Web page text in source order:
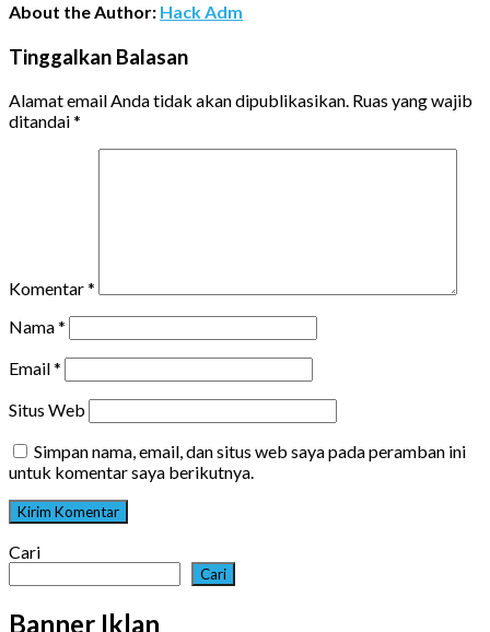
About the Author: Hack Adm
Tinggalkan Balasan
Alamat email Anda tidak akan dipublikasikan. Ruas yang wajib
ditandai*
Komentar*
Nama*
Email*
Situs Web
Simpan nama, email, dan situs web saya pada peramban ini
untuk komentar saya berikutnya.
Cari
Cari
Banner Iklan